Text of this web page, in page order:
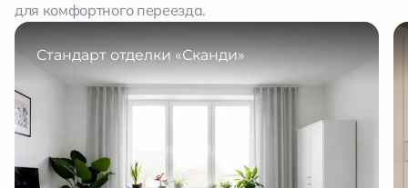
для комфортного переезда.
Стандарт отделки «Сканди»